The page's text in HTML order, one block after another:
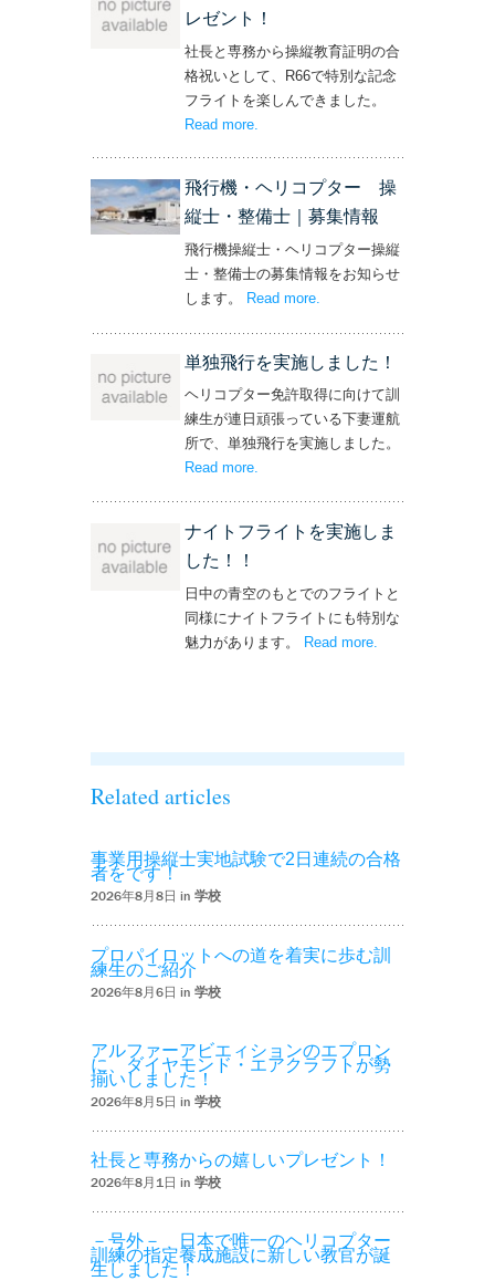
レゼント！
社長と専務から操縦教育証明の合
格祝いとして、R66で特別な記念
フライトを楽しんできました。
Read more
飛行機・ヘリコプター 操
縦士・整備士｜募集情報
飛行機操縦士・ヘリコプター操縦
士・整備士の募集情報をお知らせ
します。
Read more– ‘飛行機・ヘリコプター
.
単独飛行を実施しました！
ヘリコプター免許取得に向けて訓
練生が連日頑張っている下妻運航
所で、単独飛行を実施しました。
Read more– ‘単独飛行を実施しました！’
.
ナイトフライトを実施しま
した！！
日中の青空のもとでのフライトと
同様にナイトフライトにも特別な
魅力があります。
Read more
Related articles
事業用操縦士実地試験で2日連続の合格
者をです！
2026年8月8日 in 学校
プロパイロットへの道を着実に歩む訓
練生のご紹介
2026年8月6日 in 学校
アルファーアビエィションのエプロン
に、ダイヤモンド・エアクラフトが勢
揃いしました！
2026年8月5日 in 学校
社長と専務からの嬉しいプレゼント！
2026年8月1日 in 学校
－号外－ 日本で唯一のヘリコプター
訓練の指定養成施設に新しい教官が誕
生しました！